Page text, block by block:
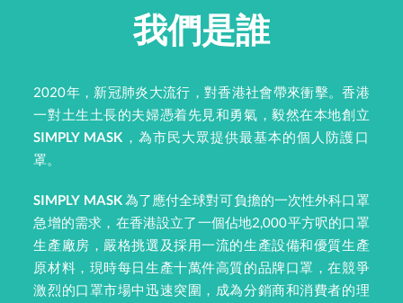
我們是誰
2020年，新冠肺炎大流行，對香港社會帶來衝擊。香港
一對土生土長的夫婦憑着先見和勇氣，毅然在本地創立
SIMPLY MASK ，為市民大眾提供最基本的個人防護口
罩。
SIMPLY MASK為了應付全球對可負擔的一次性外科口罩
急增的需求，在香港設立了一個佔地2,000平方呎的口罩
生產廠房，嚴格挑選及採用一流的生產設備和優質生產
原材料，現時每日生產十萬件高質的品牌口罩，在競爭
激烈的口罩市場中迅速突圍，成為分銷商和消費者的理